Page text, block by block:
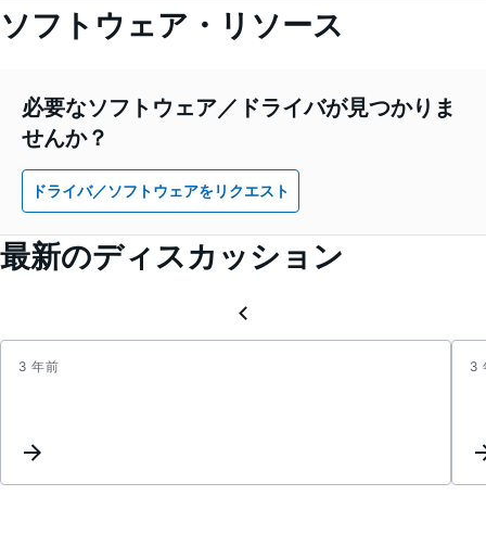
ソフトウェア・リソース
必要なソフトウェア／ドライバが見つかりま
せんか？
ドライバ／ソフトウェアをリクエスト
最新のディスカッション
3 年前 3